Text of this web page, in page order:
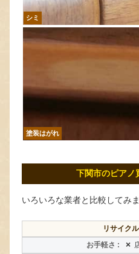
シミ
塗装はがれ
下関市のピアノ
いろいろな業者と比較してみま
リサイク
×